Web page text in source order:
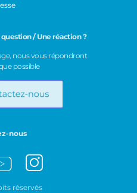
/ Une réaction ?
nous vous répondront
possible
nous
réservés